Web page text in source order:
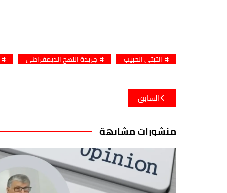
التيتي الحبيب جريدة النهج الديمقراطي
تصفّح
المقالات
السابق
منشورات مشابهة